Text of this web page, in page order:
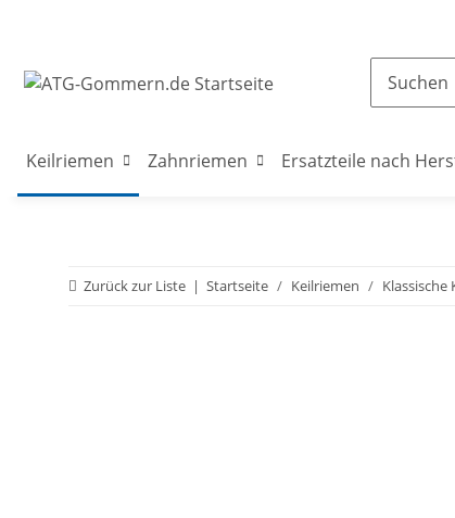
Keilriemen Zahnriemen Ersatzteile nach
Zurück zur Liste Startseite Keilriemen Klassische